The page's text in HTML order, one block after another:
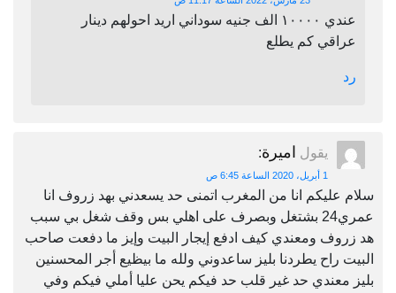
عندي ١٠٠٠٠ الف جنيه سوداني اريد احولهم دينار
عراقي كم يطلع
رد
يقول اميرة:
1 أبريل، 2020 الساعة 6:45 ص
سلام عليكم انا من المغرب اتمنى حد يسعدني بهد زروف انا
عمري24 بشتغل وبصرف على اهلي بس وقف شغل بي سبب
هد زروف ومعندي كيف ادفع إيجار البيت وإيز ما دفعت صاحب
البيت راح يطردنا بليز ساعدوني ولله ما بيظيع أجر المحسنين
بليز معندي حد غير قلب حد فيكم يحن عليا أملي فيكم وفي